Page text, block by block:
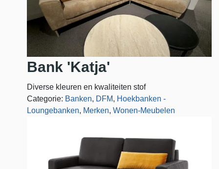
Bank 'Katja'
Diverse kleuren en kwaliteiten stof
Categorie: Banken, DFM, Hoekbanken -
Loungebanken, Merken, Wonen-Meubelen